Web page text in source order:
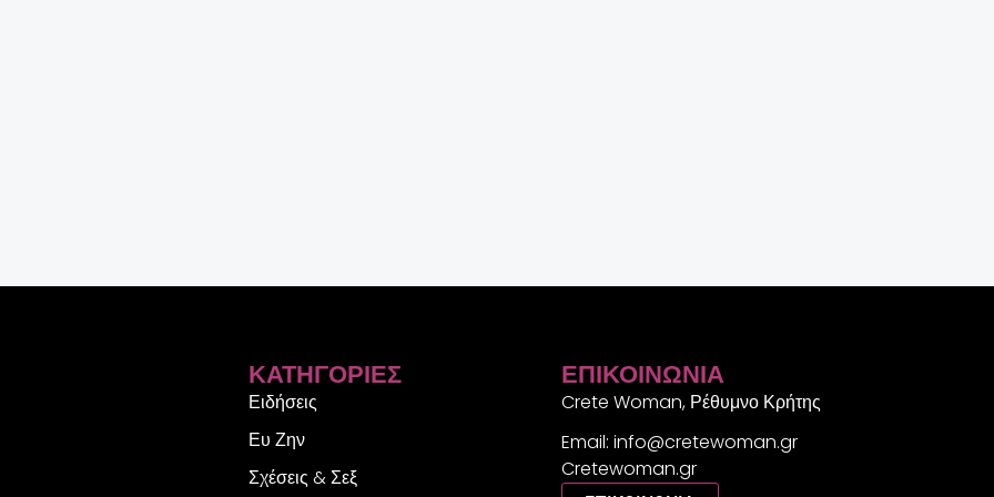
ΚΑΤΗΓΟΡΊΕΣ
Ειδήσεις
Ευ Ζην
Σχέσεις & Σεξ
ΕΠΙΚΟΙΝΩΝΊΑ
Crete Woman, Ρέθυμνο Κρήτης
Email: info@cretewoman.gr
Cretewoman.gr